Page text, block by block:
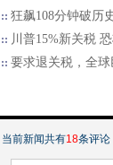
狂飙108分钟破历
川普15%新关税
要求退关税，全
当前新闻共有18条评论